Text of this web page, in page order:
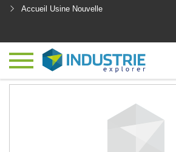
Accueil Usine Nouvelle